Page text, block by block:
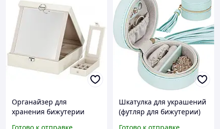
Органайзер для
хранения бижутерии
Шкатулка для украшений
(футляр для бижутерии)